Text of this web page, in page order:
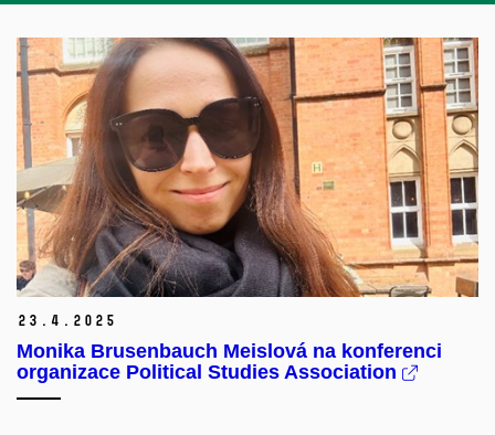
23. 4. 2025
Monika Brusenbauch Meislová na konferenci
organizace Political Studies Association